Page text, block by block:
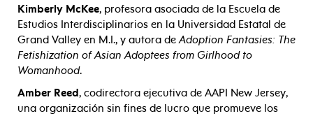
Kimberly McKee, profesora asociada de la Escuela de
Estudios Interdisciplinarios en la Universidad Estatal de
Grand Valley en M.I., y autora deAdoption Fantasies: The
Fetishization of Asian Adoptees from Girlhood to
Womanhood.
Amber Reed, codirectora ejecutiva de AAPI New Jersey,
una organización sin fines de lucro que promueve los